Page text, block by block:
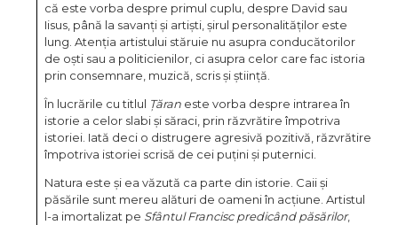
că este vorba despre primul cuplu, despre David sau
Iisus, până la savanți și artiști, șirul personalităților este
lung. Atenția artistului stăruie nu asupra conducătorilor
de oști sau a politicienilor, ci asupra celor care fac istoria
prin consemnare, muzică, scris și știință.
În lucrările cu titlul Țăran este vorba despre intrarea în
istorie a celor slabi și săraci, prin răzvrătire împotriva
istoriei. Iată deci o distrugere agresivă pozitivă, răzvrătire
împotriva istoriei scrisă de cei puțini și puternici.
Natura este și ea văzută ca parte din istorie. Caii și
păsările sunt mereu alături de oameni în acțiune. Artistul
l-a imortalizat pe Sfântul Francisc predicând păsărilor,